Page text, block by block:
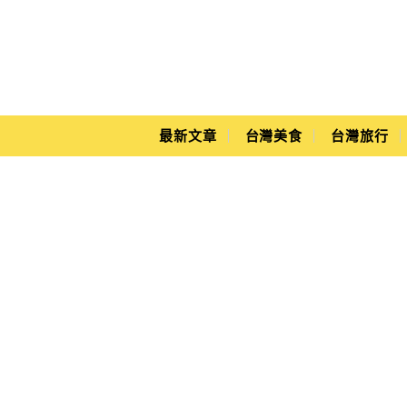
Yuki's Life
Main Menu
最新文章 台灣美食 台灣旅行